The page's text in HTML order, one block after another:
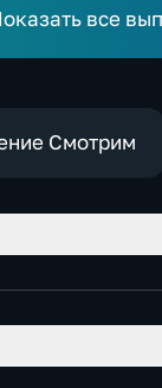
все
Смотрим